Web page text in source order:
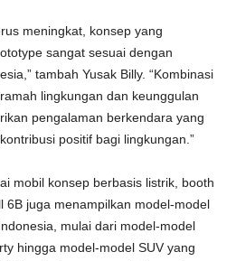
meningkat, konsep yang
sangat sesuai dengan
tambah Yusak Billy. “Kombinasi
lingkungan dan keunggulan
pengalaman berkendara yang
positif bagi lingkungan.”
mobil konsep berbasis listrik, booth
6B juga menampilkan model-model
mulai dari model-model
hingga model-model SUV yang